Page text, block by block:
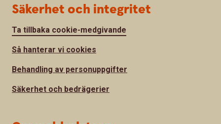
Säkerhet och integritet
Ta tillbaka cookie-medgivande
Så hanterar vi cookies
Behandling av personuppgifter
Säkerhet och bedrägerier